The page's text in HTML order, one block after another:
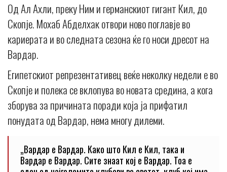
Од Ал Ахли, преку Ним и германскиот гигант Кил, до
Скопје. Мохаб Абделхак отвори ново поглавје во
кариерата и во следната сезона ќе го носи дресот на
Вардар.
Египетскиот репрезентативец веќе неколку недели е во
Скопје и полека се вклопува во новата средина, а кога
зборува за причината поради која ја прифатил
понудата од Вардар, нема многу дилеми.
„Вардар е Вардар. Како што Кил е Кил, така и
Вардар е Вардар. Сите знаат кој е Вардар. Тоа е